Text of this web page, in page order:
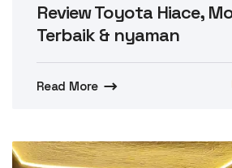
Review Toyota Hiace,
Terbaik & nyaman
Read More